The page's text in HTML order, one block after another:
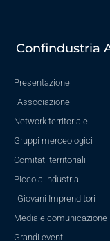
Confindustria
Presentazione
Associazione
Network territoriale
Gruppi merceologici
Comitati territoriali
Piccola industria
Giovani Imprenditori
Media e comunicazione
Grandi eventi